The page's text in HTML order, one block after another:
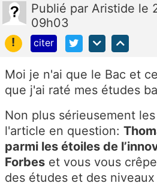
Publié par Aristide le
09h03
!
citer
Moi je n'ai que le Bac et
que j'ai raté mes études
Non plus sérieusement
l'article en question:
parmi les étoiles de
Forbes et vous vous
des études et des